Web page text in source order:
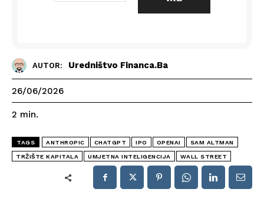
AUTOR: Uredništvo Financa.ba
26/06/2026
2 min.
TAGS ANTHROPIC CHATGPT IPO OPENAI SAM ALTMAN
TRŽIŠTE KAPITALA UMJETNA INTELIGENCIJA WALL STREET